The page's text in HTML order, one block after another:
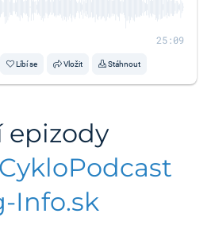
25:09
Líbí se Vložit Stáhnout
epizody
CykloPodcast
Info.sk